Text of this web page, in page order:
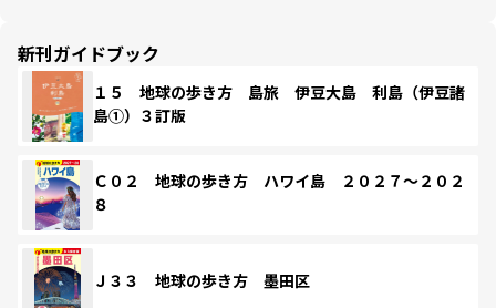
新刊ガイドブック
１５ 地球の歩き方 島旅 伊豆大島 利島（伊豆諸
島①）３訂版
Ｃ０２ 地球の歩き方 ハワイ島 ２０２７～２０２
８
Ｊ３３ 地球の歩き方 墨田区